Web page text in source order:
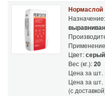
Нормаслой
Назначение:
Цвет:серый
Вес (кг.):20
Цена за шт.
Цена за шт.
(с